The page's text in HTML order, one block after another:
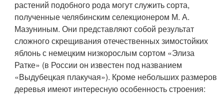
растений подобного рода могут служить сорта,
полученные челябинским селекционером М. А.
Мазуниным. Они представляют собой результат
сложного скрещивания отечественных зимостойких
яблонь с немецким низкорослым сортом «Элиза
Ратке» (в России он известен под названием
«Выдубецкая плакучая»). Кроме небольших размеров
деревья имеют интересную особенность строения: